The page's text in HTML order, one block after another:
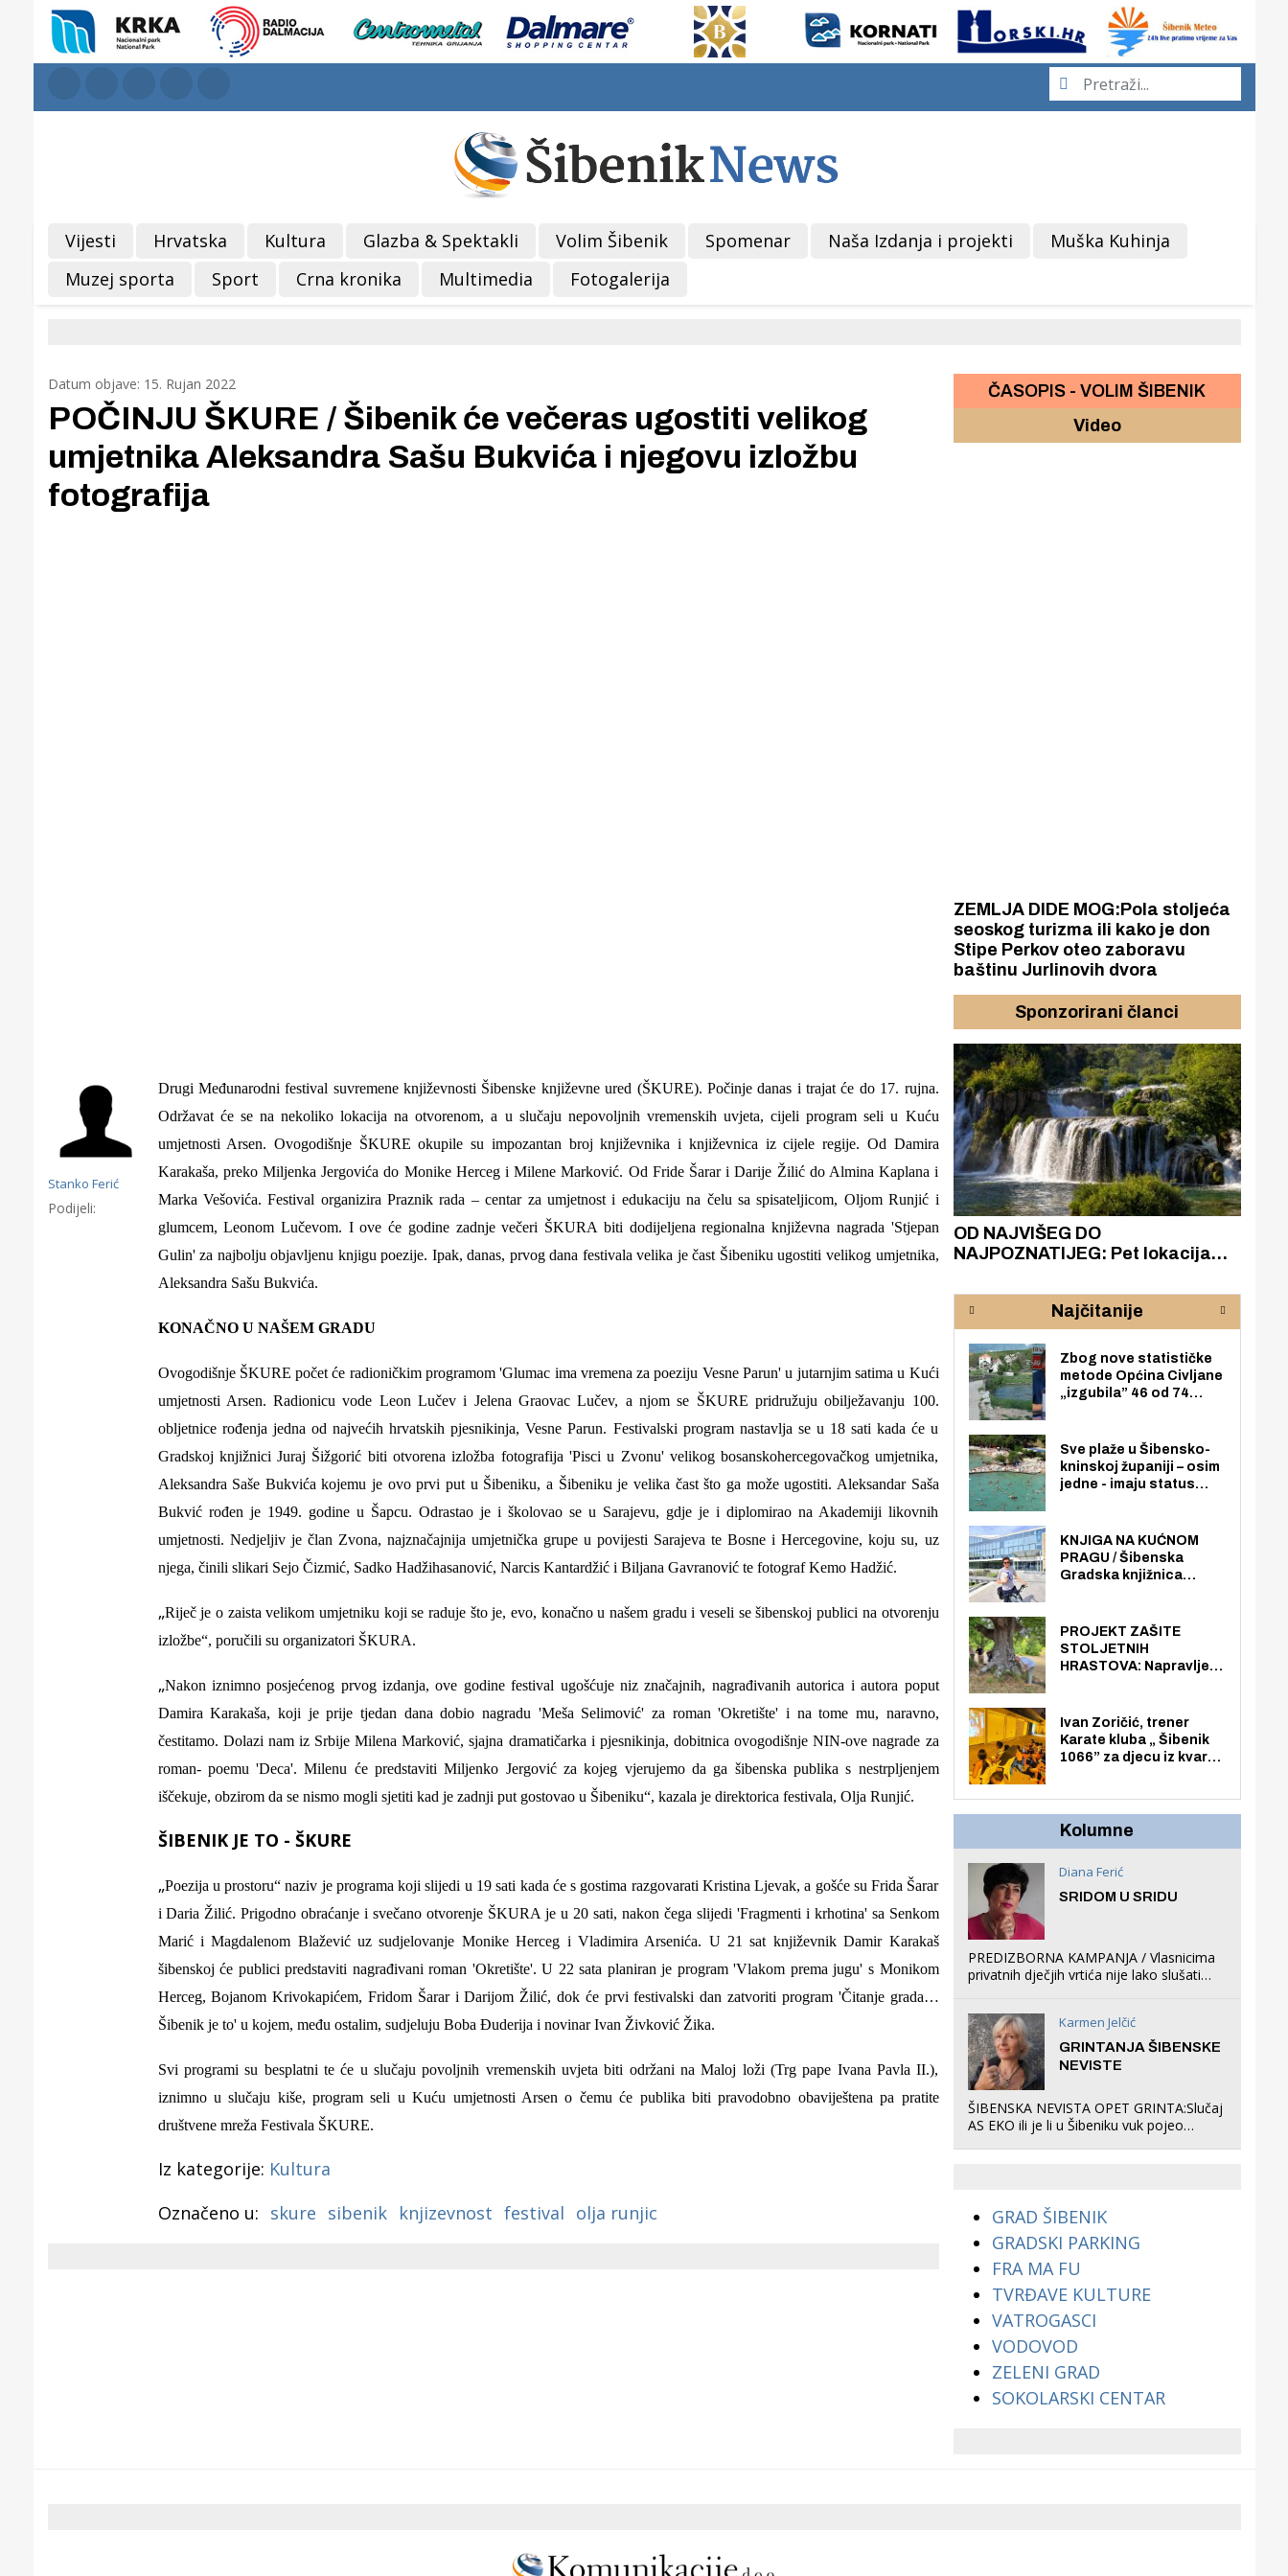
Vijesti Hrvatska Kultura Glazba & Spektakli Volim Šibenik Spomenar Naša Izdanja i projekti
Muška Kuhinja
Muzej sporta
Sport Crna kronika Multimedia Fotogalerija
Datum objave: 15. Rujan 2022
POČINJU ŠKURE / Šibenik će večeras ugostiti velikog
umjetnika Aleksandra Sašu Bukvića i njegovu izložbu
fotografija
Stanko Ferić
Podijeli:
Drugi Međunarodni festival suvremene književnosti Šibenske književne ured (ŠKURE). Počinje danas i trajat će do 17. rujna.
Održavat će se na nekoliko lokacija na otvorenom, a u slučaju nepovoljnih vremenskih uvjeta, cijeli program seli u Kuću
umjetnosti Arsen. Ovogodišnje ŠKURE okupile su impozantan broj književnika i književnica iz cijele regije. Od Damira
Karakaša, preko Miljenka Jergovića do Monike Herceg i Milene Marković. Od Fride Šarar i Darije Žilić do Almina Kaplana i
Marka Vešovića. Festival organizira Praznik rada – centar za umjetnost i edukaciju na čelu sa spisateljicom, Oljom Runjić i
glumcem, Leonom Lučevom. I ove će godine zadnje večeri ŠKURA biti dodijeljena regionalna književna nagrada 'Stjepan
Gulin' za najbolju objavljenu knjigu poezije. Ipak, danas, prvog dana festivala velika je čast Šibeniku ugostiti velikog umjetnika,
Aleksandra Sašu Bukvića.
KONAČNO U NAŠEM GRADU
Ovogodišnje ŠKURE počet će radioničkim programom 'Glumac ima vremena za poeziju Vesne Parun' u jutarnjim satima u Kući
umjetnosti Arsen. Radionicu vode Leon Lučev i Jelena Graovac Lučev, a njom se ŠKURE pridružuju obilježavanju 100.
obljetnice rođenja jedna od najvećih hrvatskih pjesnikinja, Vesne Parun. Festivalski program nastavlja se u 18 sati kada će u
Gradskoj knjižnici Juraj Šižgorić biti otvorena izložba fotografija 'Pisci u Zvonu' velikog bosanskohercegovačkog umjetnika,
Aleksandra Saše Bukvića kojemu je ovo prvi put u Šibeniku, a Šibeniku je velika čast što ga može ugostiti. Aleksandar Saša
Bukvić rođen je 1949. godine u Šapcu. Odrastao je i školovao se u Sarajevu, gdje je i diplomirao na Akademiji likovnih
umjetnosti. Nedjeljiv je član Zvona, najznačajnija umjetnička grupe u povijesti Sarajeva te Bosne i Hercegovine, koju su, uz
njega, činili slikari Sejo Čizmić, Sadko Hadžihasanović, Narcis Kantardžić i Biljana Gavranović te fotograf Kemo Hadžić.
„Riječ je o zaista velikom umjetniku koji se raduje što je, evo, konačno u našem gradu i veseli se šibenskoj publici na otvorenju
izložbe“, poručili su organizatori ŠKURA.
„Nakon iznimno posjećenog prvog izdanja, ove godine festival ugošćuje niz značajnih, nagrađivanih autorica i autora poput
Damira Karakaša, koji je prije tjedan dana dobio nagradu 'Meša Selimović' za roman 'Okretište' i na tome mu, naravno,
čestitamo. Dolazi nam iz Srbije Milena Marković, sjajna dramatičarka i pjesnikinja, dobitnica ovogodišnje NIN-ove nagrade za
roman- poemu 'Deca'. Milenu će predstaviti Miljenko Jergović za kojeg vjerujemo da ga šibenska publika s nestrpljenjem
iščekuje, obzirom da se nismo mogli sjetiti kad je zadnji put gostovao u Šibeniku“, kazala je direktorica festivala, Olja Runjić.
ŠIBENIK JE TO - ŠKURE
„Poezija u prostoru“ naziv je programa koji slijedi u 19 sati kada će s gostima razgovarati Kristina Ljevak, a gošće su Frida Šarar
i Daria Žilić. Prigodno obraćanje i svečano otvorenje ŠKURA je u 20 sati, nakon čega slijedi 'Fragmenti i krhotina' sa Senkom
Marić i Magdalenom Blažević uz sudjelovanje Monike Herceg i Vladimira Arsenića. U 21 sat književnik Damir Karakaš
šibenskoj će publici predstaviti nagrađivani roman 'Okretište'. U 22 sata planiran je program 'Vlakom prema jugu' s Monikom
Herceg, Bojanom Krivokapićem, Fridom Šarar i Darijom Žilić, dok će prvi festivalski dan zatvoriti program 'Čitanje grada…
Šibenik je to' u kojem, među ostalim, sudjeluju Boba Đuderija i novinar Ivan Živković Žika.
Svi programi su besplatni te će u slučaju povoljnih vremenskih uvjeta biti održani na Maloj loži (Trg pape Ivana Pavla II.),
iznimno u slučaju kiše, program seli u Kuću umjetnosti Arsen o čemu će publika biti pravodobno obaviještena pa pratite
društvene mreža Festivala ŠKURE.
Iz kategorije: Kultura
Označeno u: skure sibenik knjizevnost festival olja runjic
ČASOPIS - VOLIM ŠIBENIK
Video
ZEMLJA DIDE MOG:Pola stoljeća
seoskog turizma ili kako je don
Stipe Perkov oteo zaboravu
baštinu Jurlinovih dvora
Sponzorirani članci
Gornji tok Krke iz prve ruke -
Otkrijte hostel Titius u
Šibenik spreman za dolazak
električnih autobusa: izgrađeno
OD NAJVIŠEG DO
NAJPOZNATIJEG: Pet lokacija
rijeke Krke
Najčitanije
Zbog nove statističke
metode Općina Civljane
„izgubila” 46 od 74
nego radno sposobnih
osoba među svojih 170
stanovnika.
Sve plaže u Šibensko-
kninskoj županiji – osim
jedne - imaju status
općoj upotrebi. Pristup
je slobodan i besplatan
za sve građane i
KNJIGA NA KUĆNOM
PRAGU / Šibenska
Gradska knjižnica
knjiga na kućnu adresu
električnim biciklom.
PROJEKT ZAŠITE
STOLJETNIH
HRASTOVA: Napravljen
Zmajevac
Ivan Zoričić, trener
Karate kluba „ Šibenik
1066” za djecu iz kvarta
organizirao dječje
Kolumne
Diana Ferić
SRIDOM U SRIDU
PREDIZBORNA KAMPANJA / Vlasnicima
privatnih dječjih vrtića nije lako slušati
što oni rade u Šibeniku ne postoji
Karmen Jelčić
GRINTANJA ŠIBENSKE
NEVISTE
ŠIBENSKA NEVISTA OPET GRINTA:Slučaj
AS EKO ili je li u Šibeniku vuk pojeo
GRAD ŠIBENIK
GRADSKI PARKING
FRA MA FU
TVRĐAVE KULTURE
VATROGASCI
VODOVOD
ZELENI GRAD
SOKOLARSKI CENTAR